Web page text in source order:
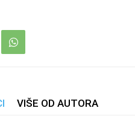
VIŠE OD AUTORA